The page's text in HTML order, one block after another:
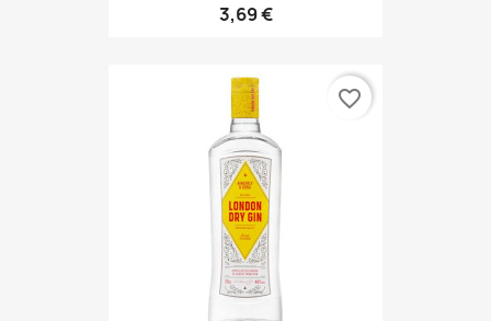
3,69 €
favorite_border